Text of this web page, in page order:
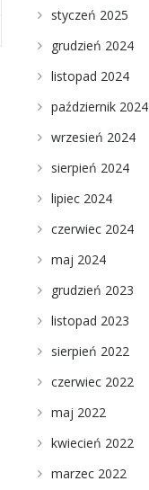
styczeń 2025
grudzień 2024
listopad 2024
październik 2024
wrzesień 2024
sierpień 2024
lipiec 2024
czerwiec 2024
maj 2024
grudzień 2023
listopad 2023
sierpień 2022
czerwiec 2022
maj 2022
kwiecień 2022
marzec 2022